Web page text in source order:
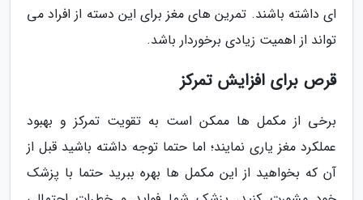
ای داشته باشند. تمرین های مغز برای این دسته از افراد می
تواند از اهمیت زیادی برخوردار باشد.
قرص برای افزایش تمرکز
برخی از مکمل ها ممکن است به تقویت تمرکز و بهبود
عملکرد مغز یاری نمایند؛ اما حتما توجه داشته باشید قبل از
آن که بخواهید از این مکمل ها بهره ببرید حتما با پزشک